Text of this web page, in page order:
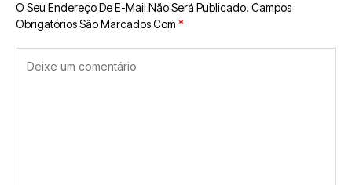
O Seu Endereço De E-Mail Não Será Publicado. Campos
Obrigatórios São Marcados Com *